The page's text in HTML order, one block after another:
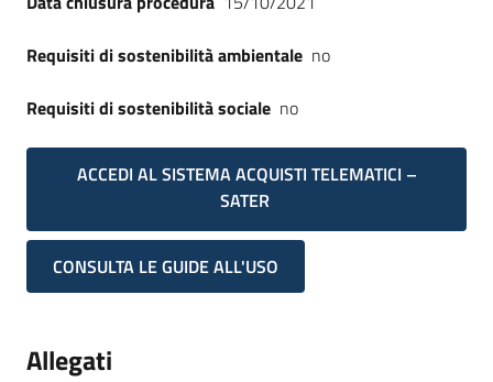
Requisiti di sostenibilità ambientale no
Requisiti di sostenibilità sociale no
ACCEDI AL SISTEMA ACQUISTI TELEMATICI –
SATER
CONSULTA LE GUIDE ALL'USO
Allegati